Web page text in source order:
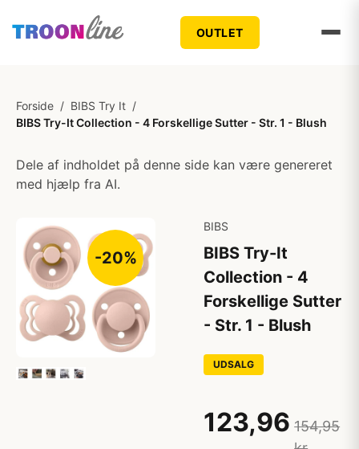
OUTLET
Forside / BIBS Try It /
BIBS Try-It Collection - 4 Forskellige Sutter - Str. 1 - Blush
Dele af indholdet på denne side kan være genereret
med hjælp fra AI.
-20%
BIBS
BIBS Try-It
Collection - 4
Forskellige Sutter
- Str. 1 - Blush
UDSALG
123,96 154,95